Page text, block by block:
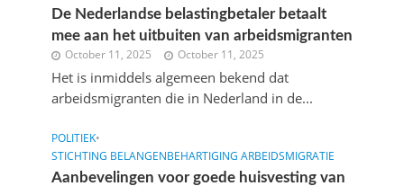
De Nederlandse belastingbetaler betaalt
mee aan het uitbuiten van arbeidsmigranten
October 11, 2025 October 11, 2025
Het is inmiddels algemeen bekend dat
arbeidsmigranten die in Nederland in de...
POLITIEK•
STICHTING BELANGENBEHARTIGING ARBEIDSMIGRATIE
Aanbevelingen voor goede huisvesting van